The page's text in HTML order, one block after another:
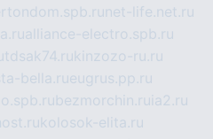
net-life.net.ru
alliance-electro.spb.ru
tdsak74.rukinzozo-ru.ru
bella.rueugrus.pp.ru
bezmorchin.ru ia2.ru
kolosok-elita.ru